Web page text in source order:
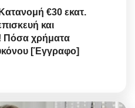
€30 εκατ.
και
Πόσα χρήματα
[Έγγραφο]